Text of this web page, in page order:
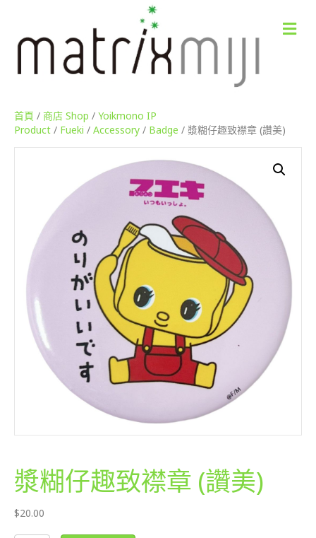
M
e
首頁 / 商店 Shop / Yoikmono IP
Product / Fueki / Accessory / Badge / 漿糊仔趣致襟章 (讚美)
漿糊仔趣致襟章 (讚美)
$20.00